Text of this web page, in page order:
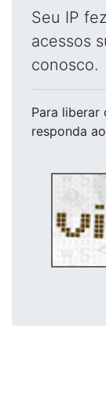
Seu IP
acessos
conosco.
Para liberar
responda